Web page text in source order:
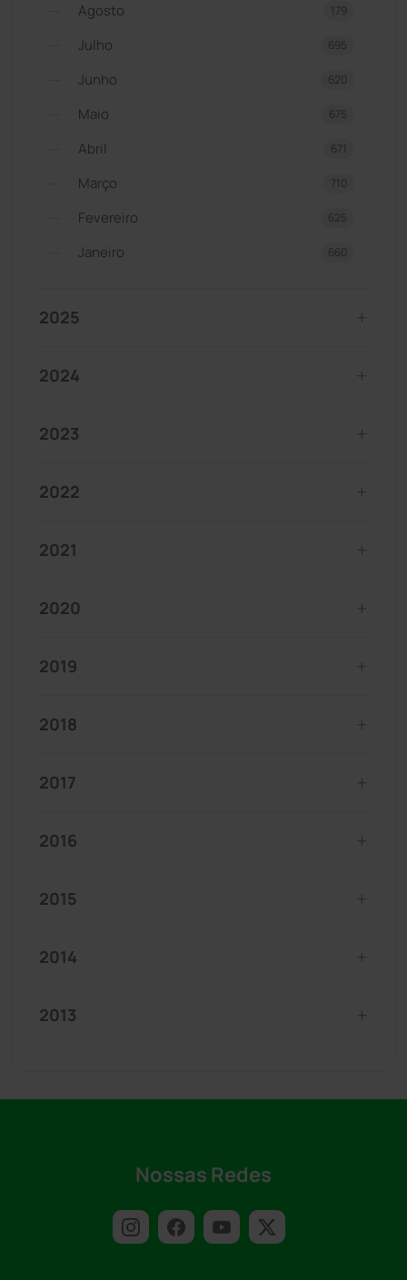
Agosto 179
Julho 695
Junho 620
Maio 675
Abril 671
Março 710
Fevereiro 625
Janeiro 660
2025
2024
2023
2022
2021
2020
2019
2018
2017
2016
2015
2014
2013
Nossas Redes